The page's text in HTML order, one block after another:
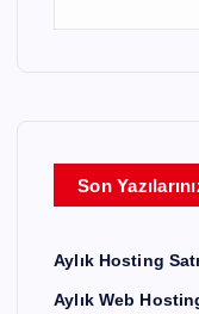
Son
Aylık Hosting
Aylık Web